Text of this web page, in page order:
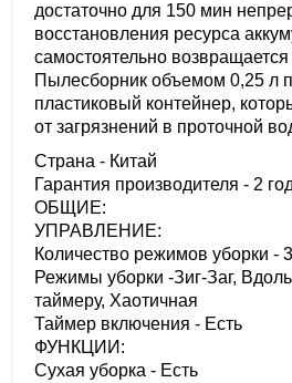
достаточно для 150 мин
восстановления ресурса
самостоятельно возвращается
Пылесборник объемом 0,25 л
пластиковый контейнер,
от загрязнений в проточной
Страна - Китай
Гарантия производителя - 2
ОБЩИЕ:
УПРАВЛЕНИЕ:
Количество режимов уборки - 3
Режимы уборки -Зиг-Заг,
таймеру, Хаотичная
Таймер включения - Есть
ФУНКЦИИ:
Сухая уборка - Есть